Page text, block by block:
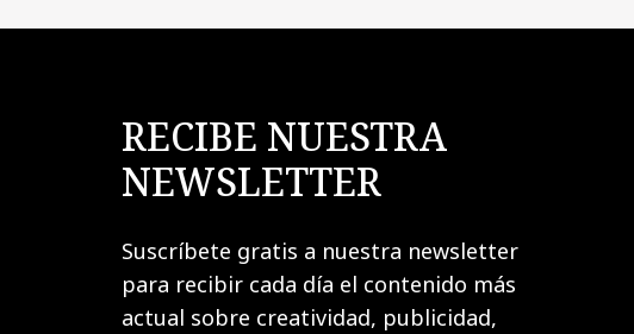
RECIBE NUESTRA
NEWSLETTER
Suscríbete gratis a nuestra newsletter
para recibir cada día el contenido más
actual sobre creatividad, publicidad,